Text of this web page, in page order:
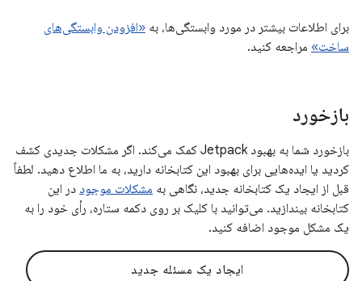
برای اطلاعات بیشتر در مورد وابستگی‌ها، به «افزودن وابستگی‌های
ساخت» مراجعه کنید.
بازخورد
بازخورد شما به بهبود Jetpack کمک می‌کند. اگر مشکلات جدیدی کشف
کردید یا ایده‌هایی برای بهبود این کتابخانه دارید، به ما اطلاع دهید. لطفاً
قبل از ایجاد یک کتابخانه جدید، نگاهی به مشکلات موجود در این
کتابخانه بیندازید. می‌توانید با کلیک بر روی دکمه ستاره، رأی خود را به
یک مشکل موجود اضافه کنید.
ایجاد یک مسئله جدید